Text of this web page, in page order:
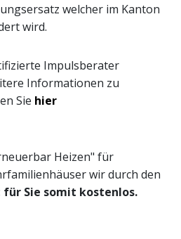
welcher im Kanton
wird.
Impulsberater
Informationen zu
Sie hier
Heizen" für
wir durch den
für Sie somit kostenlos.